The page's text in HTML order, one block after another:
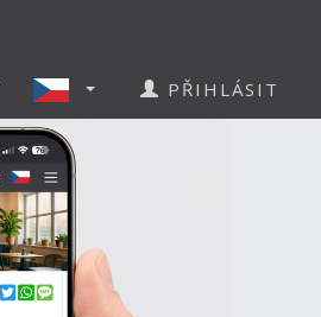
PŘIHLÁSIT